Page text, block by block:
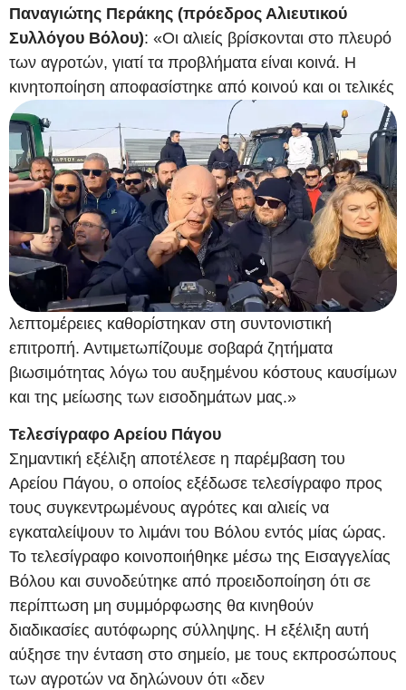
Παναγιώτης Περάκης (πρόεδρος Αλιευτικού
Συλλόγου Βόλου): «Οι αλιείς βρίσκονται στο πλευρό
των αγροτών, γιατί τα προβλήματα είναι κοινά. Η
κινητοποίηση αποφασίστηκε από κοινού και οι τελικές
λεπτομέρειες καθορίστηκαν στη συντονιστική
επιτροπή. Αντιμετωπίζουμε σοβαρά ζητήματα
βιωσιμότητας λόγω του αυξημένου κόστους καυσίμων
και της μείωσης των εισοδημάτων μας.»
Τελεσίγραφο Αρείου Πάγου
Σημαντική εξέλιξη αποτέλεσε η παρέμβαση του
Αρείου Πάγου, ο οποίος εξέδωσε τελεσίγραφο προς
τους συγκεντρωμένους αγρότες και αλιείς να
εγκαταλείψουν το λιμάνι του Βόλου εντός μίας ώρας.
Το τελεσίγραφο κοινοποιήθηκε μέσω της Εισαγγελίας
Βόλου και συνοδεύτηκε από προειδοποίηση ότι σε
περίπτωση μη συμμόρφωσης θα κινηθούν
διαδικασίες αυτόφωρης σύλληψης. Η εξέλιξη αυτή
αύξησε την ένταση στο σημείο, με τους εκπροσώπους
των αγροτών να δηλώνουν ότι «δεν